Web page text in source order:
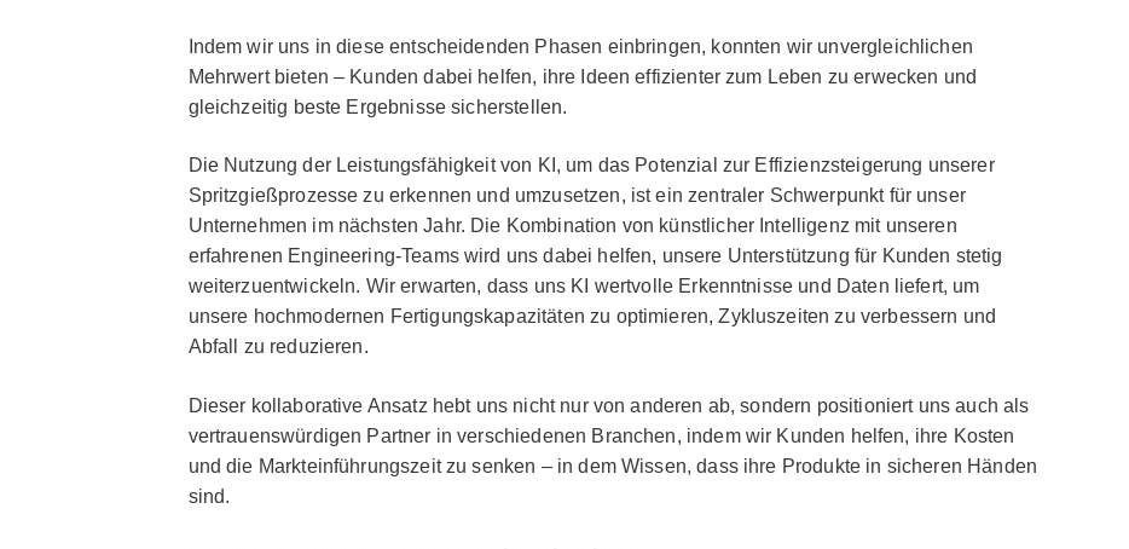
Indem wir uns in diese entscheidenden Phasen einbringen, konnten wir unvergleichlichen
Mehrwert bieten – Kunden dabei helfen, ihre Ideen effizienter zum Leben zu erwecken und
gleichzeitig beste Ergebnisse sicherstellen.
Die Nutzung der Leistungsfähigkeit von KI, um das Potenzial zur Effizienzsteigerung unserer
Spritzgießprozesse zu erkennen und umzusetzen, ist ein zentraler Schwerpunkt für unser
Unternehmen im nächsten Jahr. Die Kombination von künstlicher Intelligenz mit unseren
erfahrenen Engineering-Teams wird uns dabei helfen, unsere Unterstützung für Kunden stetig
weiterzuentwickeln. Wir erwarten, dass uns KI wertvolle Erkenntnisse und Daten liefert, um
unsere hochmodernen Fertigungskapazitäten zu optimieren, Zykluszeiten zu verbessern und
Abfall zu reduzieren.
Dieser kollaborative Ansatz hebt uns nicht nur von anderen ab, sondern positioniert uns auch als
vertrauenswürdigen Partner in verschiedenen Branchen, indem wir Kunden helfen, ihre Kosten
und die Markteinführungszeit zu senken – in dem Wissen, dass ihre Produkte in sicheren Händen
sind.